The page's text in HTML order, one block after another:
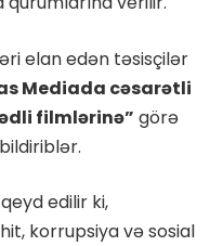
elan edən təsisçilər
Mediada cəsarətli
filmlərinə” görə
edilir ki,
korrupsiya və sosial